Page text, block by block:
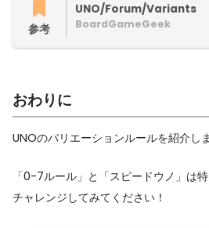
参考
UNO/Forum/Variants
BoardGameGeek
おわりに
UNOのバリエーションルールを紹介し
「0-7ルール」と「スピードウノ」は
チャレンジしてみてください！